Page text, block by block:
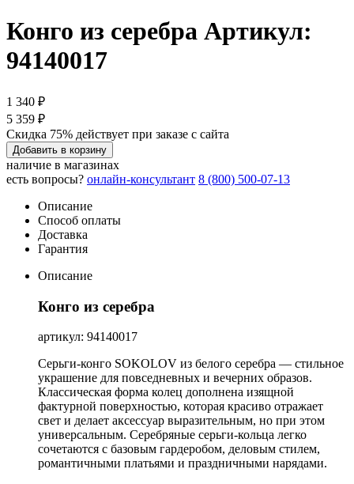
Конго из серебра Артикул:
94140017
1 340 ₽
5 359 ₽
Скидка 75% действует при заказе с сайта
Добавить в корзину
наличие в магазинах
есть вопросы? онлайн-консультант 8 (800) 500-07-13
Описание
Способ оплаты
Доставка
Гарантия
Описание
Конго из серебра
артикул: 94140017
Серьги-конго SOKOLOV из белого серебра — стильное
украшение для повседневных и вечерних образов.
Классическая форма колец дополнена изящной
фактурной поверхностью, которая красиво отражает
свет и делает аксессуар выразительным, но при этом
универсальным. Серебряные серьги-кольца легко
сочетаются с базовым гардеробом, деловым стилем,
романтичными платьями и праздничными нарядами.